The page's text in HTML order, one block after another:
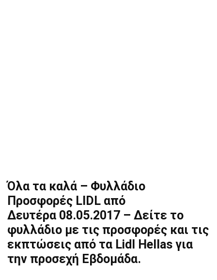
Όλα τα καλά – Φυλλάδιο
Προσφορές LIDL από
Δευτέρα 08.05.2017 – Δείτε το
φυλλάδιο με τις προσφορές και τις
εκπτώσεις από τα Lidl Hellas για
την προσεχή Εβδομάδα.